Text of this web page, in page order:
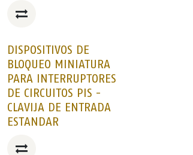
DISPOSITIVOS DE
BLOQUEO MINIATURA
PARA INTERRUPTORES
DE CIRCUITOS PIS -
CLAVIJA DE ENTRADA
ESTANDAR